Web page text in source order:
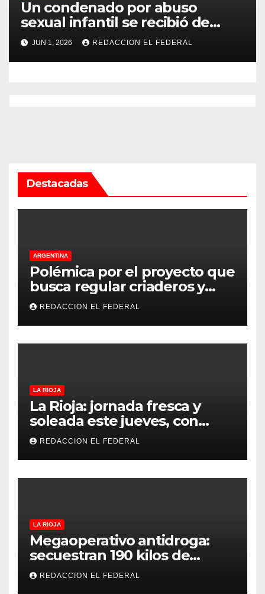
Un condenado por abuso
sexual infantil se recibió de
psicopedagogo dentro del
Servicio Penitenciario de La
Rioja
JUN 1, 2026 REDACCION EL FEDERAL
Destacadas
ARGENTINA
Polémica por el proyecto que
busca regular criaderos y
refugios de perros y gatos:
denuncian excesos, mientras
proteccionistas reclaman
controles más duros
REDACCION EL FEDERAL
LA RIOJA
La Rioja: jornada fresca y
soleada este jueves, con
temperaturas estables para
el viernes
REDACCION EL FEDERAL
LA RIOJA
Megaoperativo antidroga:
secuestran 190 kilos de
marihuana que tenían como
destino La Rioja y Catamarca
REDACCION EL FEDERAL